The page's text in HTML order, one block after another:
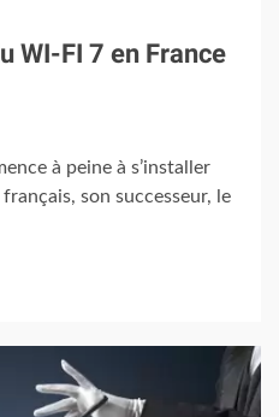
WI-FI 7 en France
à peine à s’installer
son successeur, le